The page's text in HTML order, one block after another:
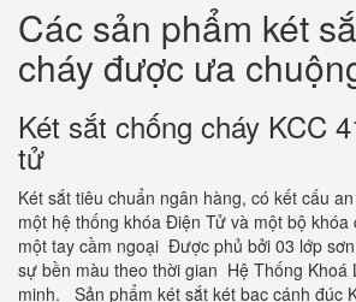
Các sản phẩm két
cháy được ưa
Két sắt chống cháy KCC
tử
Két sắt tiêu chuẩn ngân hàng, có kết cấu
một hệ thống khóa Điện Tử và một bộ khóa
một tay cầm ngoại Được phủ bởi 03 lớp
sự bền màu theo thời gian Hệ Thống Khoá
minh. Sản phẩm két sắt két bạc cánh đúc